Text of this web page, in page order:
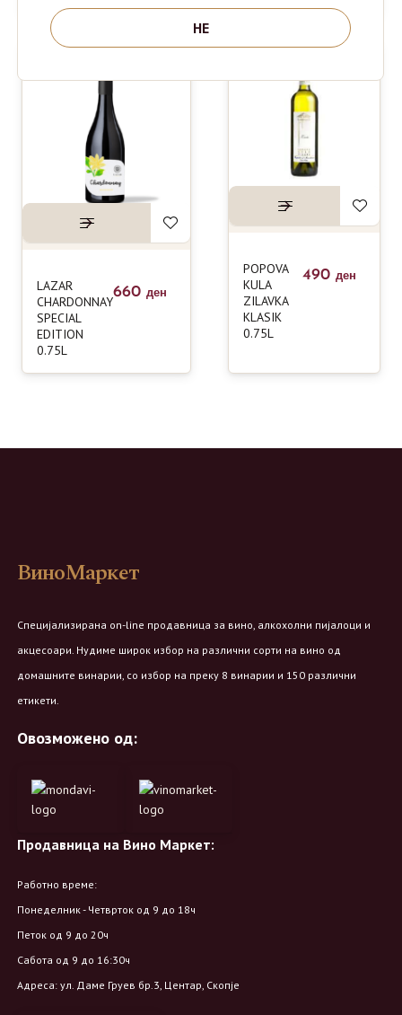
LAZAR
CHARDONNAY
SPECIAL
EDITION
0.75L
660 ден
POPOVA
KULA
ZILAVKA
KLASIK
0.75L
490 ден
ВиноМаркет
Специјализирана on-line продавница за вино, алкохолни пијалоци и
акцесоари. Нудиме широк избор на различни сорти на вино од
домашните винарии, со избор на преку 8 винарии и 150 различни
етикети.
Овозможено од:
Продавница на Вино Маркет:
Работно време:
Понеделник - Четврток од 9 до 18ч
Петок од 9 до 20ч
Сабота од 9 до 16:30ч
Адреса: ул. Даме Груев бр.3, Центар, Скопје
НЕ